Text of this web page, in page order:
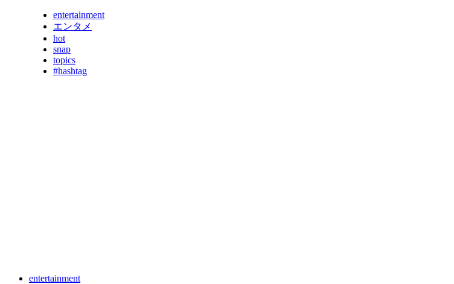
entertainment
エンタメ
hot
snap
topics
#hashtag
entertainment